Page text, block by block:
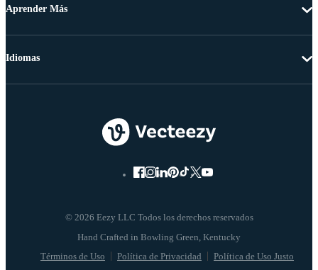
Aprender Más
© 2026 Eezy LLC Todos los derechos reservados
Términos de Uso Política de Privacidad Política de Uso Justo
Idiomas